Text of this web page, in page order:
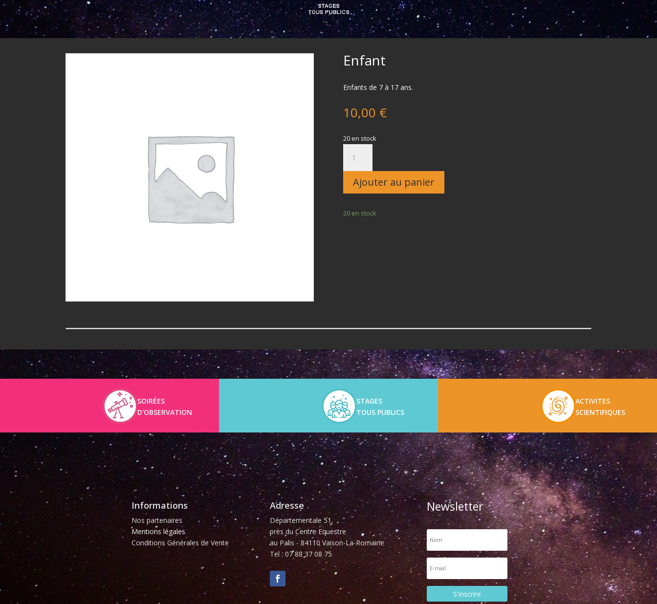
Enfant
Enfants de 7 à 17 ans.
10,00 €
20 en stock
Enfant
Ajouter au panier
20 en stock
SOIRÉES
D'OBSERVATION
STAGES
TOUS PUBLICS
ACTIVITES
SCIENTIFIQUES
Informations
Nos partenaires
Mentions légales
Conditions Générales de Vente
Adresse
Départementale 51,
près du Centre Equestre
au Palis - 84110 Vaison-La-Romaine
Tel : 07 88 37 08 75
Newsletter
S'inscrire